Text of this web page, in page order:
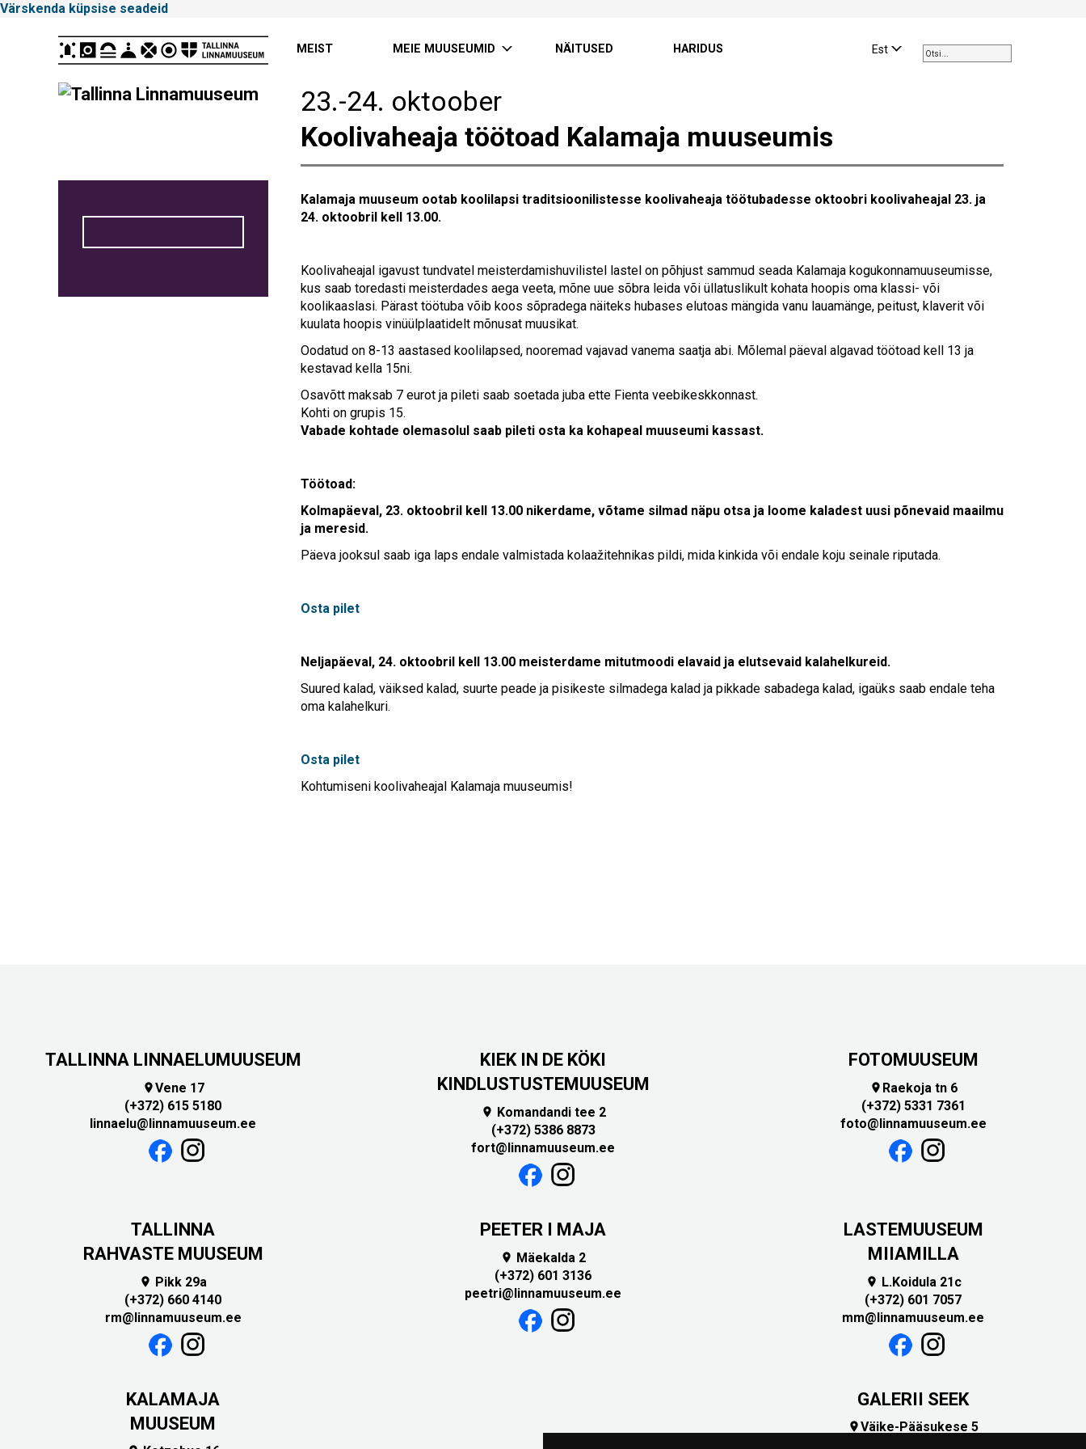
Värskenda küpsise seadeid
the
up
a
Press
to
selected
gestures.
Est
MEIST MEIE MUUSEUMID NÄITUSED HARIDUS
23.-24. oktoober
Koolivaheaja töötoad Kalamaja muuseumis
Kalamaja muuseum ootab koolilapsi traditsioonilistesse koolivaheaja töötubadesse oktoobri koolivaheajal 23. ja
24. oktoobril kell 13.00.
Koolivaheajal igavust tundvatel meisterdamishuvilistel lastel on põhjust sammud seada Kalamaja kogukonnamuuseumisse,
kus saab toredasti meisterdades aega veeta, mõne uue sõbra leida või üllatuslikult kohata hoopis oma klassi- või
koolikaaslasi. Pärast töötuba võib koos sõpradega näiteks hubases elutoas mängida vanu lauamänge, peitust, klaverit või
kuulata hoopis vinüülplaatidelt mõnusat muusikat.
Oodatud on 8-13 aastased koolilapsed, nooremad vajavad vanema saatja abi. Mõlemal päeval algavad töötoad kell 13 ja
kestavad kella 15ni.
Osavõtt maksab 7 eurot ja pileti saab soetada juba ette Fienta veebikeskkonnast.
Kohti on grupis 15.
Vabade kohtade olemasolul saab pileti osta ka kohapeal muuseumi kassast.
Töötoad:
Kolmapäeval, 23. oktoobril kell 13.00 nikerdame, võtame silmad näpu otsa ja loome kaladest uusi põnevaid maailmu
ja meresid.
Päeva jooksul saab iga laps endale valmistada kolaažitehnikas pildi, mida kinkida või endale koju seinale riputada.
Osta pilet
Neljapäeval, 24. oktoobril kell 13.00 meisterdame mitutmoodi elavaid ja elutsevaid kalahelkureid.
Suured kalad, väiksed kalad, suurte peade ja pisikeste silmadega kalad ja pikkade sabadega kalad, igaüks saab endale teha
oma kalahelkuri.
Osta pilet
Kohtumiseni koolivaheajal Kalamaja muuseumis!
TALLINNA LINNAELUMUUSEUM
Vene 17
(+372) 615 5180
linnaelu@linnamuuseum.ee
KIEK IN DE KÖKI
KINDLUSTUSTEMUUSEUM
 Komandandi tee 2
(+372) 5386 8873
fort@linnamuuseum.ee
FOTOMUUSEUM
 Raekoja tn 6
(+372) 5331 7361
foto@linnamuuseum.ee
TALLINNA
RAHVASTE MUUSEUM
 Pikk 29a
(+372) 660 4140
rm@linnamuuseum.ee
PEETER I MAJA
 Mäekalda 2
(+372) 601 3136
peetri@linnamuuseum.ee
LASTEMUUSEUM
MIIAMILLA
 L.Koidula 21c
(+372) 601 7057
mm@linnamuuseum.ee
KALAMAJA
MUUSEUM
GALERII SEEK
Väike-Pääsukese 5